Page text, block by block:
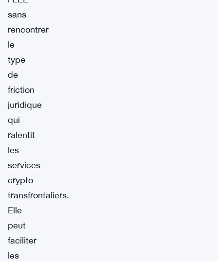
sans
rencontrer
le
type
de
friction
juridique
qui
ralentit
les
services
crypto
transfrontaliers.
Elle
peut
faciliter
les